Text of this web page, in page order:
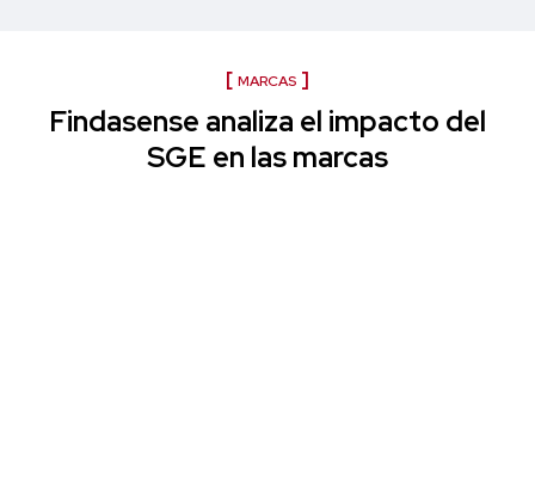
MARCAS
Findasense analiza el impacto del
SGE en las marcas